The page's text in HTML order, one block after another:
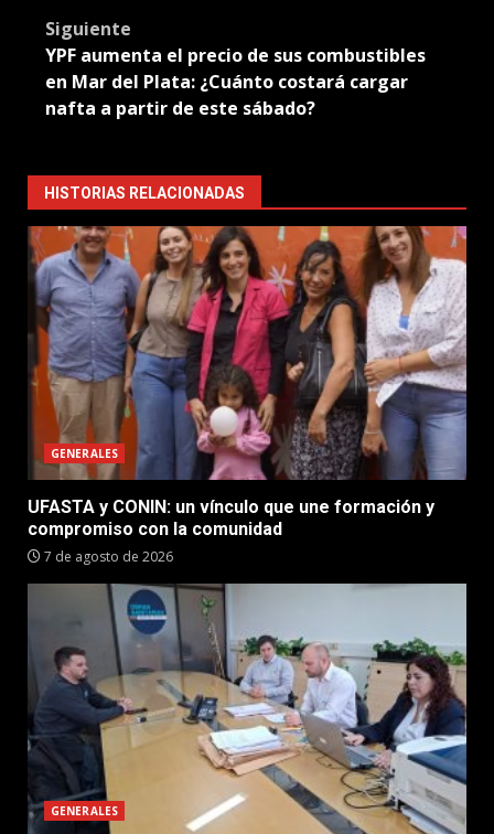
Siguiente
YPF aumenta el precio de sus combustibles
en Mar del Plata: ¿Cuánto costará cargar
nafta a partir de este sábado?
HISTORIAS RELACIONADAS
GENERALES
UFASTA y CONIN: un vínculo que une formación y
compromiso con la comunidad
7 de agosto de 2026
GENERALES